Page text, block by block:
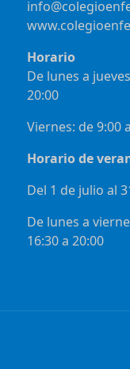
Horario
De lunes a
20:00
Viernes: de 9:00
Horario de
Del 1 de julio al
De lunes a
16:30 a 20:00